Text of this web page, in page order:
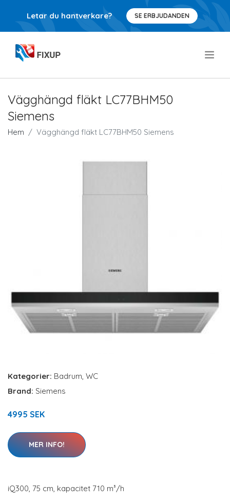
Letar du hantverkare? SE ERBJUDANDEN
Vägghängd fläkt LC77BHM50
Siemens
Hem Vägghängd fläkt LC77BHM50 Siemens
Kategorier: Badrum, WC
Brand: Siemens
4995 SEK
MER INFO!
iQ300, 75 cm, kapacitet 710 m³/h